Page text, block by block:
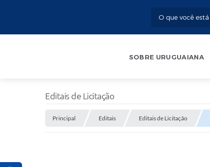
SOBRE URUGUAIANA
Editais de Licitação
Principal Editais Editais de Licitação